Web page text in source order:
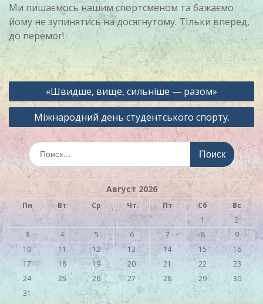
Ми пишаємось нашим спортсменом та бажаємо
йому не зупинятись на досягнутому. ТІльки вперед,
до перемог!
Навигация
по
записям
«Швидше, вище, сильніше — разом»
Міжнародний день студентського спорту.
Искать:
Август 2026
Пн Вт Ср Чт Пт Сб
Вс
1
2
3
4 5 6 7 8
9
10
11 12 13 14 15
16
17
18 19 20 21 22
23
24
25 26 27 28 29
30
31